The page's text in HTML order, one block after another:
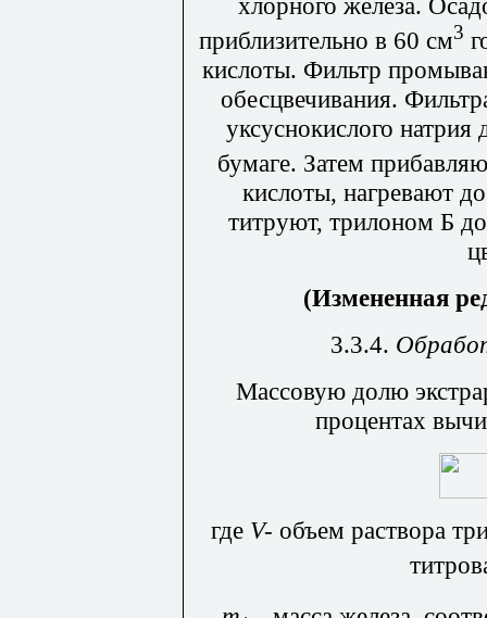
приблизительно в 60 см3
кислоты. Фильтр
обесцвечивания.
уксуснокислого
бумаге. Затем
кислоты, нагревают
титруют, трилоном Б
(Измененная
3.3.4.
Массовую долю
процентах
где V- объем раствора